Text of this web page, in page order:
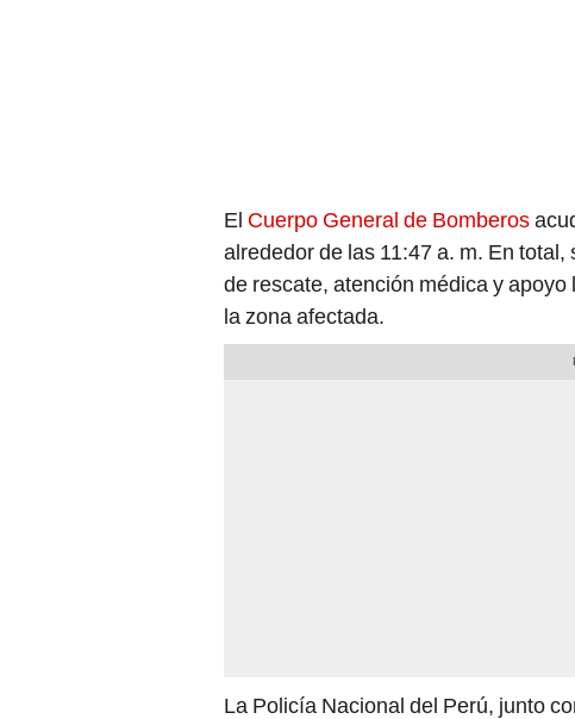
El Cuerpo General de Bomberos
alrededor de las 11:47 a. m. En
de rescate, atención médica y
la zona afectada.
La Policía Nacional del Perú, junto